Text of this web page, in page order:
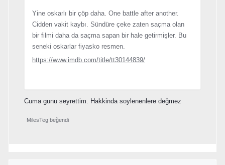
Yine oskarlı bir çöp daha. One battle after another.
Cidden vakit kaybı. Sündüre çeke zaten saçma olan
bir filmi daha da saçma sapan bir hale getirmişler. Bu
seneki oskarlar fiyasko resmen.
https://www.imdb.com/title/tt30144839/
Cuma gunu seyrettim. Hakkinda soylenenlere değmez
MilesTeg beğendi